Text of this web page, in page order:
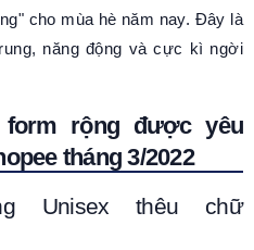
cho mùa hè năm nay. Đây là
năng động và cực kì ngời
rộng được yêu
tháng 3/2022
Unisex thêu chữ